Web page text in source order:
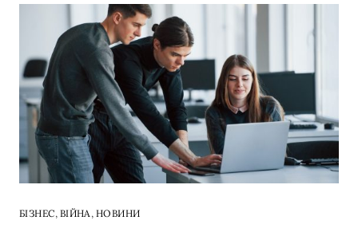
БІЗНЕС, ВІЙНА, НОВИНИ